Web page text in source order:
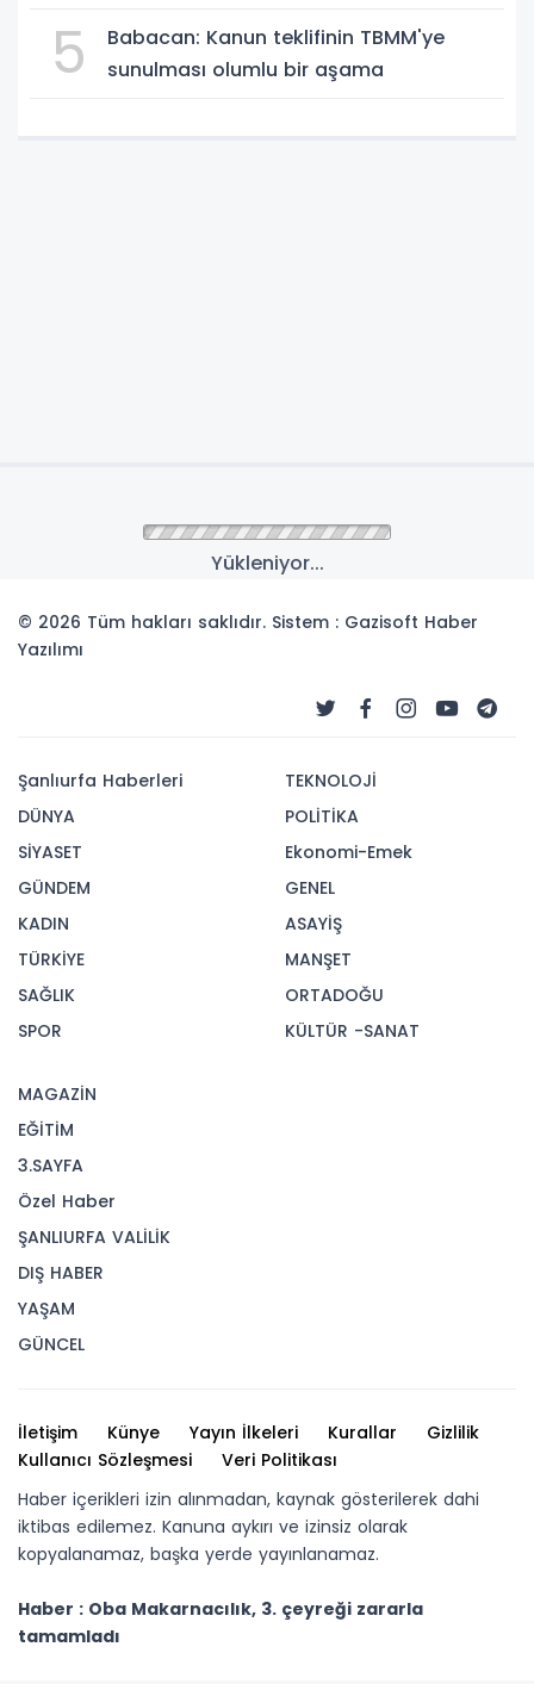
5
Babacan: Kanun teklifinin TBMM'ye
sunulması olumlu bir aşama
Yükleniyor...
© 2026 Tüm hakları saklıdır. Sistem : Gazisoft Haber
Yazılımı
Şanlıurfa Haberleri
DÜNYA
SİYASET
GÜNDEM
KADIN
TÜRKİYE
SAĞLIK
SPOR
TEKNOLOJİ
POLİTİKA
Ekonomi-Emek
GENEL
ASAYİŞ
MANŞET
ORTADOĞU
KÜLTÜR -SANAT
MAGAZİN
EĞİTİM
3.SAYFA
Özel Haber
ŞANLIURFA VALİLİK
DIŞ HABER
YAŞAM
GÜNCEL
İletişim Künye Yayın İlkeleri Kurallar
Gizlilik
Kullanıcı Sözleşmesi
Veri Politikası
Haber içerikleri izin alınmadan, kaynak gösterilerek dahi
iktibas edilemez. Kanuna aykırı ve izinsiz olarak
kopyalanamaz, başka yerde yayınlanamaz.
Haber : Oba Makarnacılık, 3. çeyreği zararla
tamamladı